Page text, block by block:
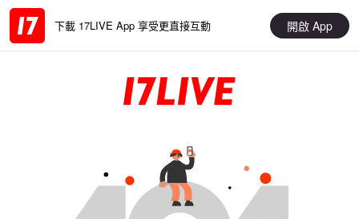
下載 17LIVE App 享受更直接互動 開啟 App